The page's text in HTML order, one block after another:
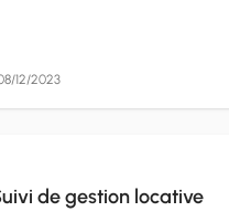
12/2023
de gestion locative